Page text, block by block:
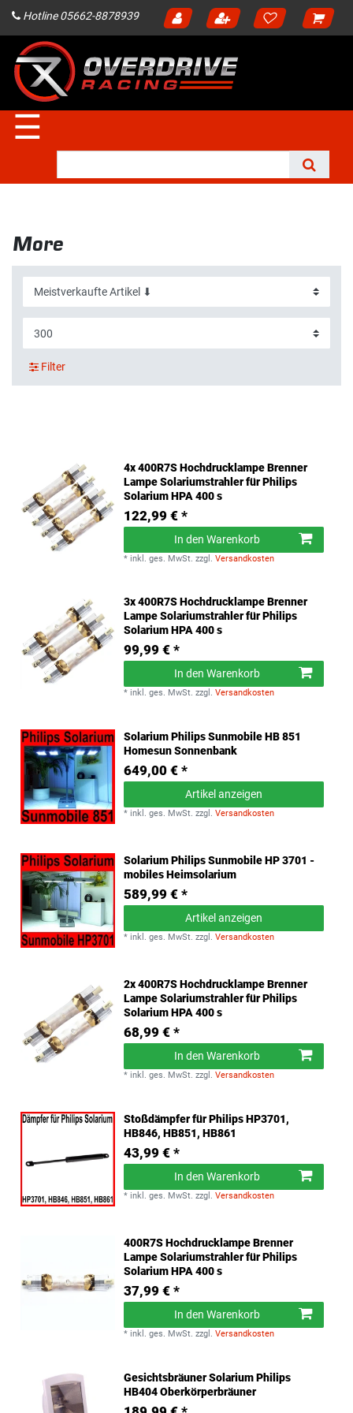
Hotline 05662-8878939
☰
More
Filter
4x 400R7S Hochdrucklampe Brenner
Lampe Solariumstrahler für Philips
Solarium HPA 400 s
122,99 € *
In den Warenkorb
* inkl. ges. MwSt. zzgl.Versandkosten
3x 400R7S Hochdrucklampe Brenner
Lampe Solariumstrahler für Philips
Solarium HPA 400 s
99,99 € *
In den Warenkorb
* inkl. ges. MwSt. zzgl.Versandkosten
Solarium Philips Sunmobile HB 851
Homesun Sonnenbank
649,00 € *
Artikel anzeigen
* inkl. ges. MwSt. zzgl.Versandkosten
Solarium Philips Sunmobile HP 3701 -
mobiles Heimsolarium
589,99 € *
Artikel anzeigen
* inkl. ges. MwSt. zzgl.Versandkosten
2x 400R7S Hochdrucklampe Brenner
Lampe Solariumstrahler für Philips
Solarium HPA 400 s
68,99 € *
In den Warenkorb
* inkl. ges. MwSt. zzgl.Versandkosten
Stoßdämpfer für Philips HP3701,
HB846, HB851, HB861
43,99 € *
In den Warenkorb
* inkl. ges. MwSt. zzgl.Versandkosten
400R7S Hochdrucklampe Brenner
Lampe Solariumstrahler für Philips
Solarium HPA 400 s
37,99 € *
In den Warenkorb
* inkl. ges. MwSt. zzgl.Versandkosten
Gesichtsbräuner Solarium Philips
HB404 Oberkörperbräuner